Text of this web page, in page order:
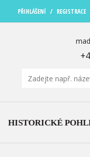
PŘIHLÁŠENÍ / REGISTRACE
HISTORICKÉ